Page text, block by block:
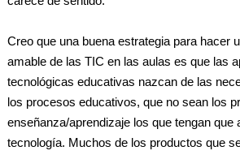
Creo que una buena estrategia para hacer
amable de las TIC en las aulas es que las
tecnológicas educativas nazcan de las
los procesos educativos, que no sean los
enseñanza/aprendizaje los que tengan que
tecnología. Muchos de los productos que